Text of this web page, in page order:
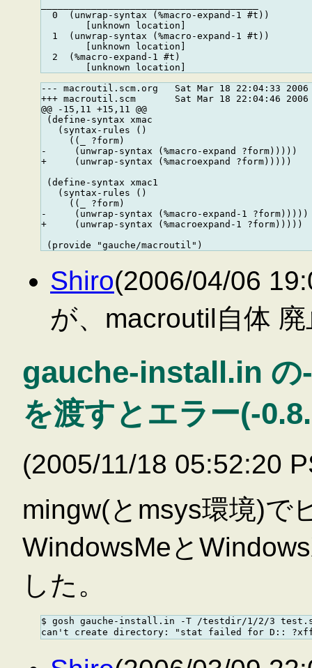
  0  (unwrap-syntax (%macro-expand-1 #t))
        [unknown location]
  1  (unwrap-syntax (%macro-expand-1 #t))
        [unknown location]
  2  (%macro-expand-1 #t)
--- macroutil.scm.org   Sat Mar 18 22:04:33 2006
+++ macroutil.scm       Sat Mar 18 22:04:46 2006
@@ -15,11 +15,11 @@
(define-syntax xmac
   (syntax-rules ()
     ((_ ?form)
-     (unwrap-syntax (%macro-expand ?form)))))
+     (unwrap-syntax (%macroexpand ?form)))))
(define-syntax xmac1
   (syntax-rules ()
     ((_ ?form)
-     (unwrap-syntax (%macro-expand-1 ?form)))))
+     (unwrap-syntax (%macroexpand-1 ?form)))))
Shiro(2006/04/06
が、macroutil自体
gauche-install.in の
を渡すとエラー(-
(2005/11/18 05:52:20
mingw(とmsys環境)で
WindowsMeと
した。
$ gosh gauche-install.in -T /testdir/1/2/3